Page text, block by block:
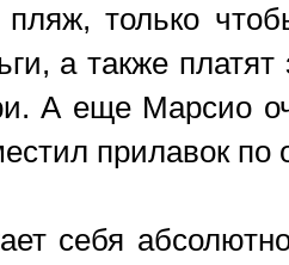
только
а также
А еще Марсио
прилавок
себя